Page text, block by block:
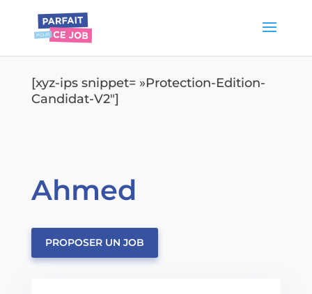
[xyz-ips snippet= »Protection-Edition-
Candidat-V2″]
Ahmed
PROPOSER UN JOB